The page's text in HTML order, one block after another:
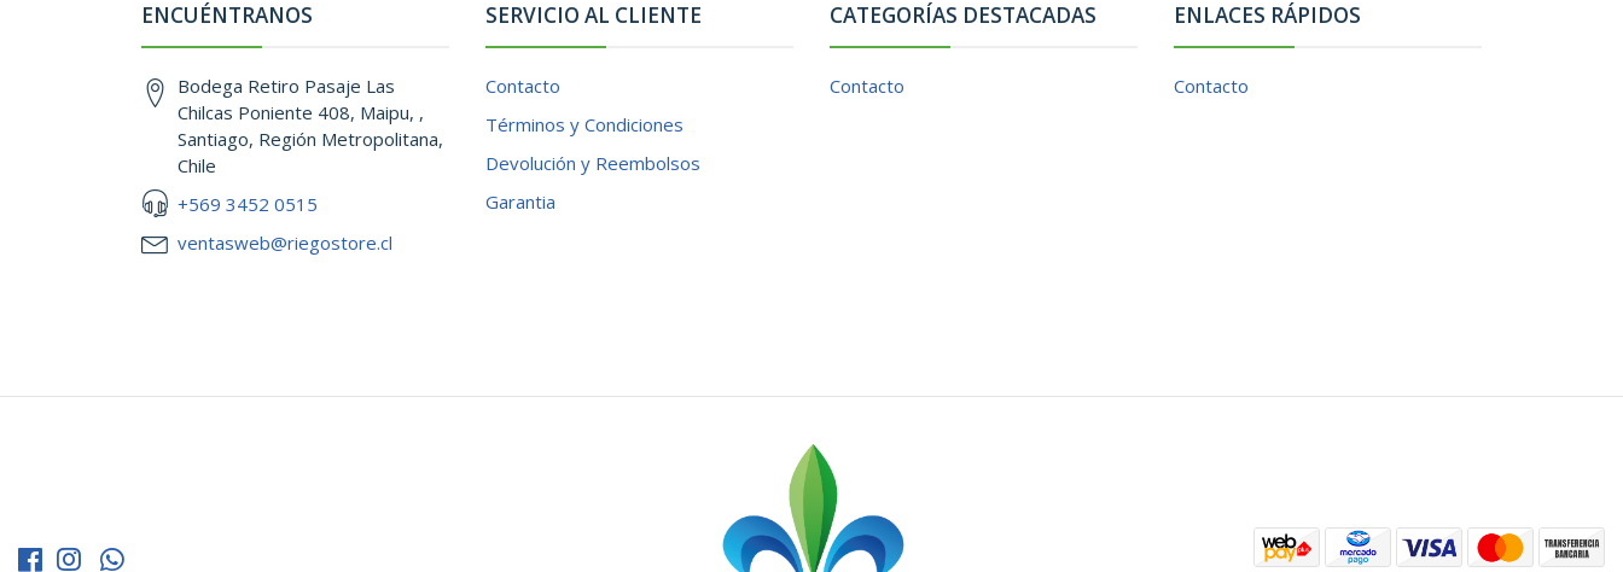
ENCUÉNTRANOS
Bodega Retiro Pasaje Las
Chilcas Poniente 408, Maipu, ,
Santiago, Región Metropolitana,
Chile
+569 3452 0515
ventasweb@riegostore.cl
SERVICIO AL CLIENTE
Contacto
Términos y Condiciones
Devolución y Reembolsos
Garantia
CATEGORÍAS DESTACADAS
Contacto
ENLACES RÁPIDOS
Contacto